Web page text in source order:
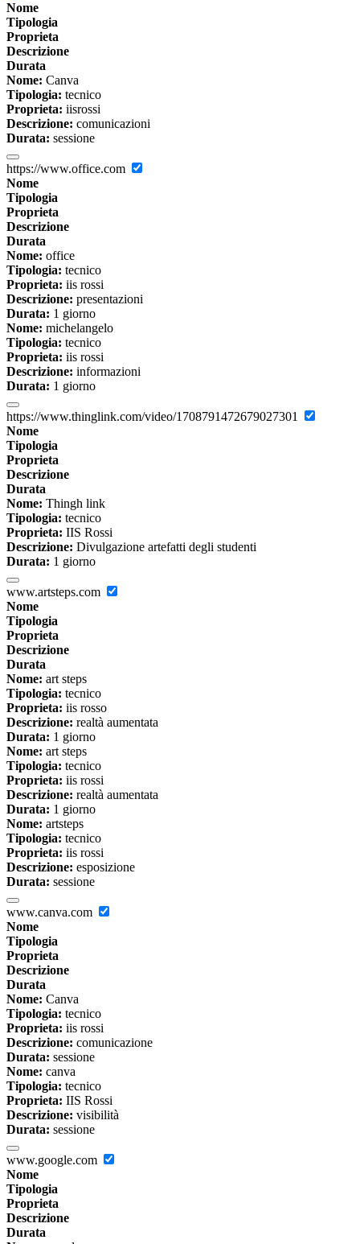
Nome
Tipologia
Proprieta
Descrizione
Durata
Nome: Canva
Tipologia: tecnico
Proprieta: iisrossi
Descrizione: comunicazioni
Durata: sessione
https://www.office.com
Nome
Tipologia
Proprieta
Descrizione
Durata
Nome: office
Tipologia: tecnico
Proprieta: iis rossi
Descrizione: presentazioni
Durata: 1 giorno
Nome: michelangelo
Tipologia: tecnico
Proprieta: iis rossi
Descrizione: informazioni
Durata: 1 giorno
https://www.thinglink.com/video/1708791472679027301
Nome
Tipologia
Proprieta
Descrizione
Durata
Nome: Thingh link
Tipologia: tecnico
Proprieta: IIS Rossi
Descrizione: Divulgazione artefatti degli studenti
Durata: 1 giorno
www.artsteps.com
Nome
Tipologia
Proprieta
Descrizione
Durata
Nome: art steps
Tipologia: tecnico
Proprieta: iis rosso
Descrizione: realtà aumentata
Durata: 1 giorno
Nome: art steps
Tipologia: tecnico
Proprieta: iis rossi
Descrizione: realtà aumentata
Durata: 1 giorno
Nome: artsteps
Tipologia: tecnico
Proprieta: iis rossi
Descrizione: esposizione
Durata: sessione
www.canva.com
Nome
Tipologia
Proprieta
Descrizione
Durata
Nome: Canva
Tipologia: tecnico
Proprieta: iis rossi
Descrizione: comunicazione
Durata: sessione
Nome: canva
Tipologia: tecnico
Proprieta: IIS Rossi
Descrizione: visibilità
Durata: sessione
www.google.com
Nome
Tipologia
Proprieta
Descrizione
Durata